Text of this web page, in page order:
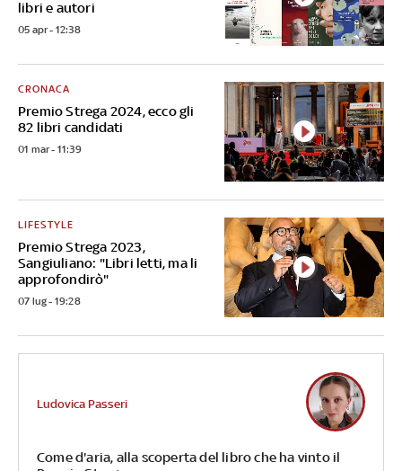
libri e autori
05 apr - 12:38
Premio Strega 2024, ecco gli
82 libri candidati
CRONACA
01 mar - 11:39
Premio Strega 2023,
Sangiuliano: "Libri letti, ma li
approfondirò"
LIFESTYLE
07 lug - 19:28
Come d'aria, alla scoperta del libro che ha vinto il
Ludovica Passeri